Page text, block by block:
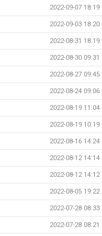
2022-09-07 18:19
2022-09-03 18:20
2022-08-31 18:19
2022-08-30 09:31
2022-08-27 09:45
2022-08-24 09:06
2022-08-19 11:04
2022-08-19 10:19
2022-08-16 14:24
2022-08-12 14:14
2022-08-12 14:12
2022-08-05 19:22
2022-07-28 08:33
2022-07-28 08:21